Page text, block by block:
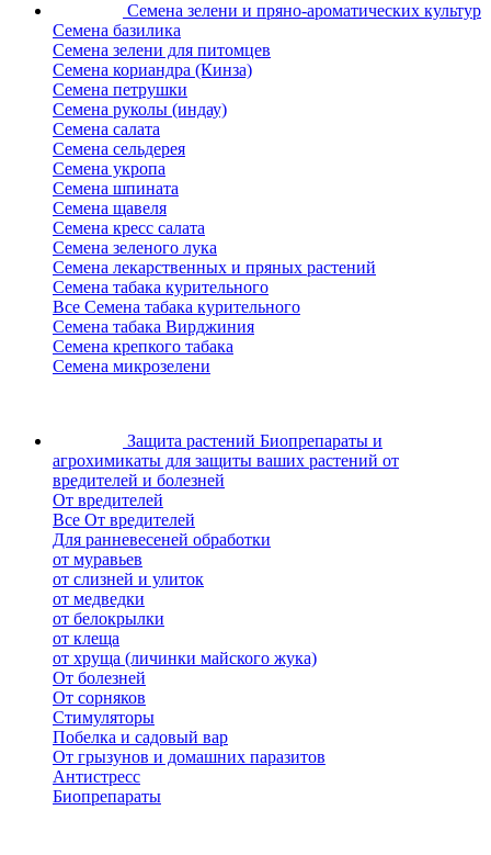
Семена зелени и пряно-ароматических культур
Семена базилика
Семена зелени для питомцев
Семена кориандра (Кинза)
Семена петрушки
Семена руколы (индау)
Семена салата
Семена сельдерея
Семена укропа
Семена шпината
Семена щавеля
Семена кресс салата
Семена зеленого лука
Семена лекарственных и пряных растений
Семена табака курительного
Все Семена табака курительного
Семена табака Вирджиния
Семена крепкого табака
Семена микрозелени
Защита растений Биопрепараты и
агрохимикаты для защиты ваших растений от
вредителей и болезней
От вредителей
Все От вредителей
Для ранневесеней обработки
от муравьев
от слизней и улиток
от медведки
от белокрылки
от клеща
от хруща (личинки майского жука)
От болезней
От сорняков
Стимуляторы
Побелка и садовый вар
От грызунов и домашних паразитов
Антистресс
Биопрепараты